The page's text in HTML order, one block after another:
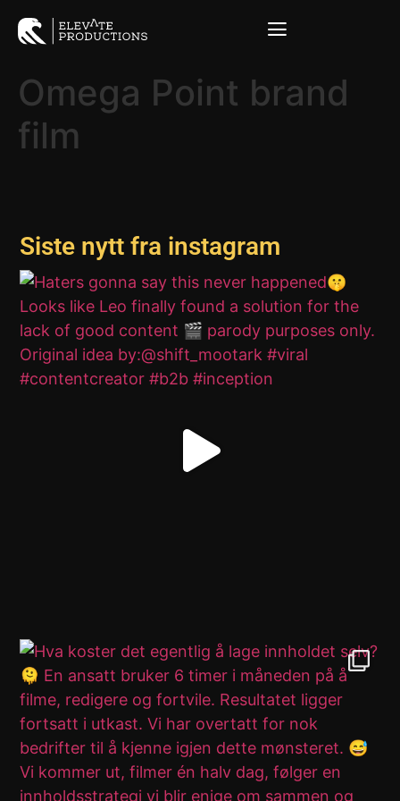
Omega Point brand
film
Siste nytt fra instagram